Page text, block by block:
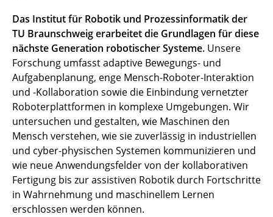
Das Institut für Robotik und Prozessinformatik der
TU Braunschweig erarbeitet die Grundlagen für diese
nächste Generation robotischer Systeme. Unsere
Forschung umfasst adaptive Bewegungs- und
Aufgabenplanung, enge Mensch-Roboter-Interaktion
und -Kollaboration sowie die Einbindung vernetzter
Roboterplattformen in komplexe Umgebungen. Wir
untersuchen und gestalten, wie Maschinen den
Mensch verstehen, wie sie zuverlässig in industriellen
und cyber-physischen Systemen kommunizieren und
wie neue Anwendungsfelder von der kollaborativen
Fertigung bis zur assistiven Robotik durch Fortschritte
in Wahrnehmung und maschinellem Lernen
erschlossen werden können.